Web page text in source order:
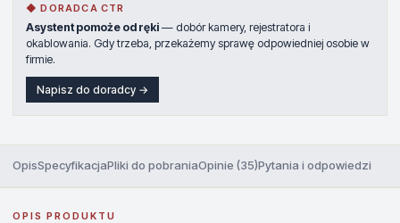
◆ DORADCA CTR
Asystent pomoże od ręki — dobór kamery, rejestratora i
okablowania. Gdy trzeba, przekażemy sprawę odpowiedniej osobie w
firmie.
Napisz do doradcy →
OpisSpecyfikacjaPliki do pobraniaOpinie (35)Pytania i odpowiedzi
OPIS PRODUKTU